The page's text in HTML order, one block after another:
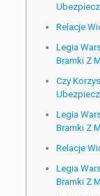
Relacje
Legia
Bramki Z
Czy
Legia
Bramki Z
Relacje
Legia
Bramki Z